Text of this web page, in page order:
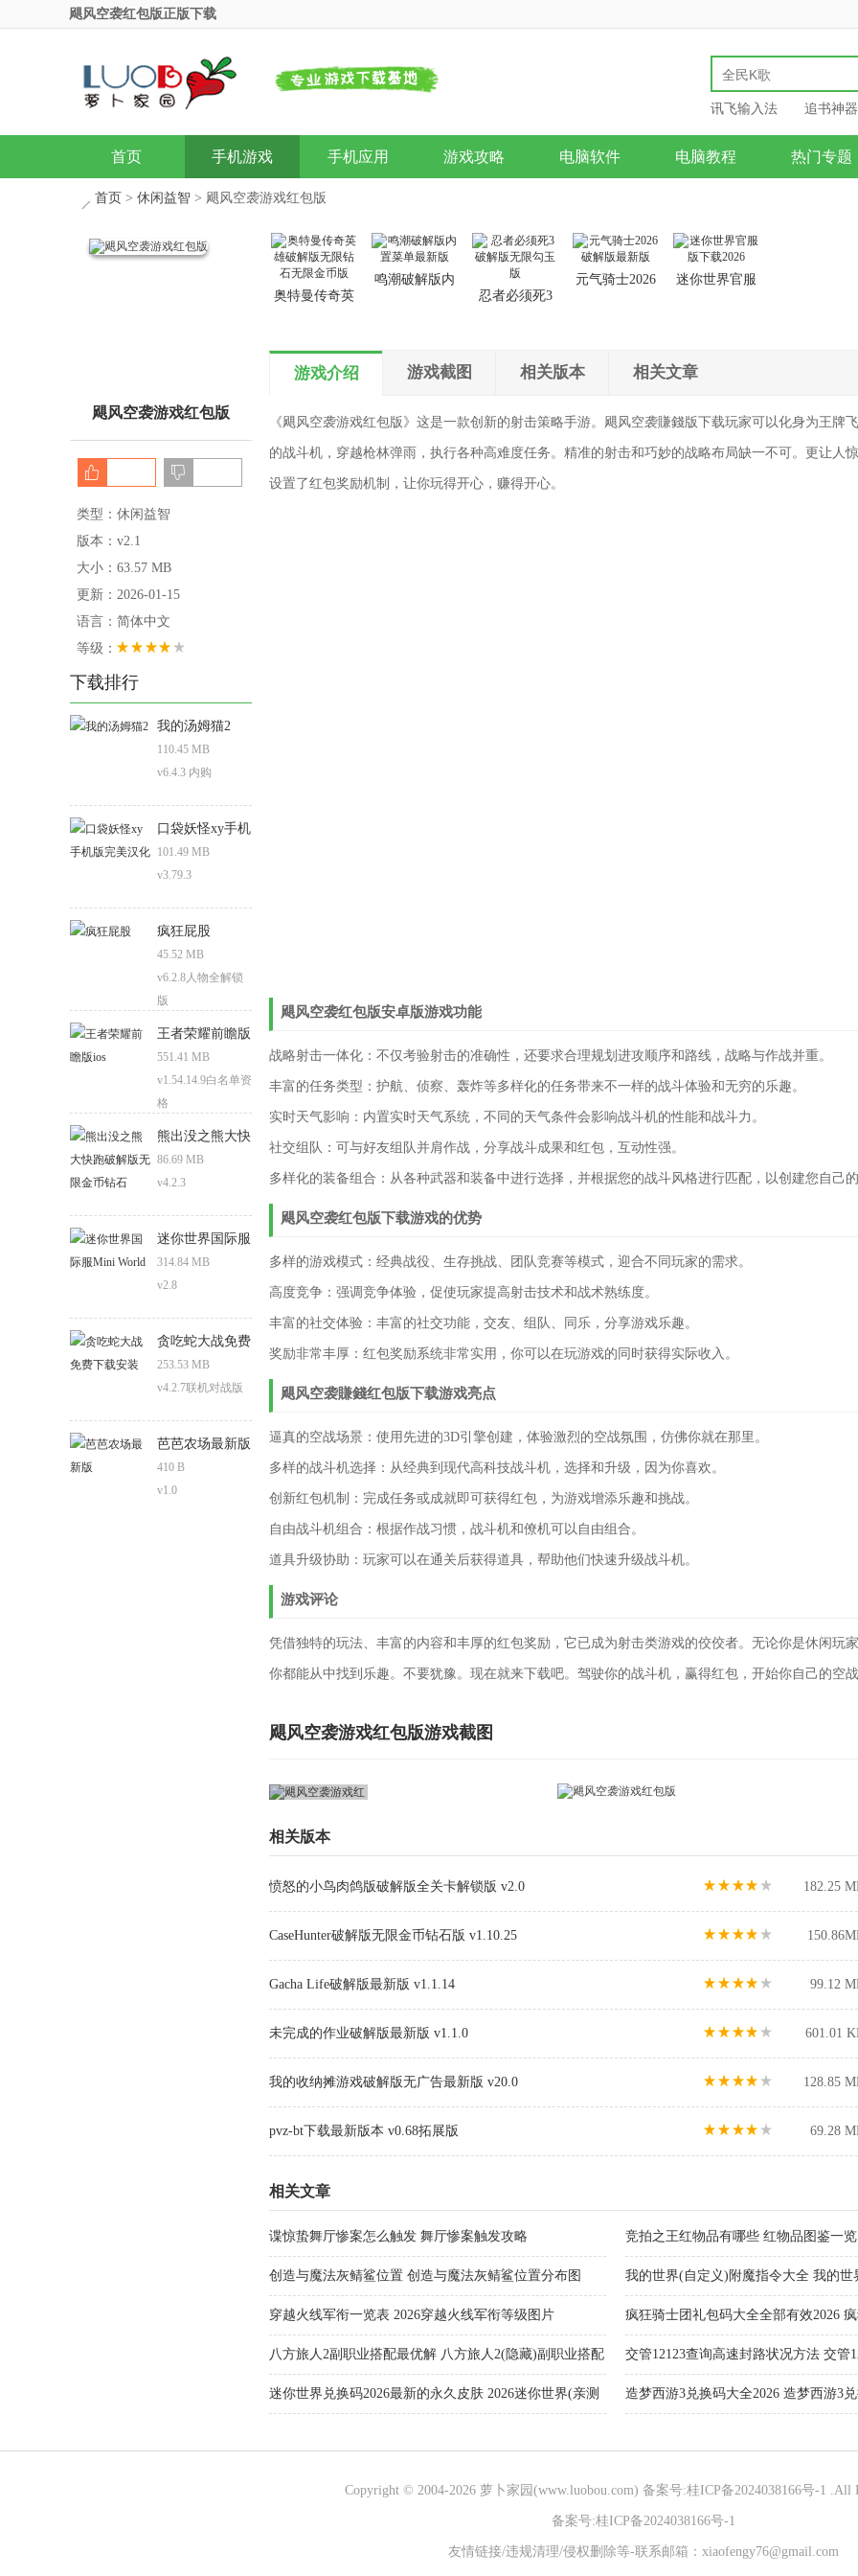
飓风空袭红包版正版下载
讯飞输入法 追书神器
首页 手机游戏 手机应用 游戏攻略 电脑软件 电脑教程 热门专题
首页 > 休闲益智 > 飓风空袭游戏红包版
飓风空袭游戏红包版
类型：休闲益智
版本：v2.1
大小：63.57 MB
更新：2026-01-15
语言：简体中文
等级：
下载排行
我的汤姆猫2
110.45 MB
v6.4.3 内购
口袋妖怪xy手机
版完美汉化
101.49 MB
v3.79.3
疯狂屁股
45.52 MB
v6.2.8人物全解锁
版
王者荣耀前瞻版
ios
551.41 MB
v1.54.14.9白名单资
格
熊出没之熊大快
跑破解版无限金
币钻石
86.69 MB
v4.2.3
迷你世界国际服
Mini World
314.84 MB
v2.8
贪吃蛇大战免费
下载安装
253.53 MB
v4.2.7联机对战版
芭芭农场最新版
410 B
v1.0
奥特曼传奇英
版
鸣潮破解版内
忍者必须死3
元气骑士2026
迷你世界官服
游戏介绍 游戏截图 相关版本 相关文章
《飓风空袭游戏红包版》这是一款创新的射击策略手游。飓风空袭賺錢版下载玩家可以化身为王牌
的战斗机，穿越枪林弹雨，执行各种高难度任务。精准的射击和巧妙的战略布局缺一不可。更让人
设置了红包奖励机制，让你玩得开心，赚得开心。
飓风空袭红包版安卓版游戏功能
战略射击一体化：不仅考验射击的准确性，还要求合理规划进攻顺序和路线，战略与作战并重。
丰富的任务类型：护航、侦察、轰炸等多样化的任务带来不一样的战斗体验和无穷的乐趣。
实时天气影响：内置实时天气系统，不同的天气条件会影响战斗机的性能和战斗力。
社交组队：可与好友组队并肩作战，分享战斗成果和红包，互动性强。
多样化的装备组合：从各种武器和装备中进行选择，并根据您的战斗风格进行匹配，以创建您自己的
飓风空袭红包版下载游戏的优势
多样的游戏模式：经典战役、生存挑战、团队竞赛等模式，迎合不同玩家的需求。
高度竞争：强调竞争体验，促使玩家提高射击技术和战术熟练度。
丰富的社交体验：丰富的社交功能，交友、组队、同乐，分享游戏乐趣。
奖励非常丰厚：红包奖励系统非常实用，你可以在玩游戏的同时获得实际收入。
飓风空袭賺錢红包版下载游戏亮点
逼真的空战场景：使用先进的3D引擎创建，体验激烈的空战氛围，仿佛你就在那里。
多样的战斗机选择：从经典到现代高科技战斗机，选择和升级，因为你喜欢。
创新红包机制：完成任务或成就即可获得红包，为游戏增添乐趣和挑战。
自由战斗机组合：根据作战习惯，战斗机和僚机可以自由组合。
道具升级协助：玩家可以在通关后获得道具，帮助他们快速升级战斗机。
游戏评论
凭借独特的玩法、丰富的内容和丰厚的红包奖励，它已成为射击类游戏的佼佼者。无论你是休闲玩
你都能从中找到乐趣。不要犹豫。现在就来下载吧。驾驶你的战斗机，赢得红包，开始你自己的空战
飓风空袭游戏红包版游戏截图
相关版本
愤怒的小鸟肉鸽版破解版全关卡解锁版 v2.0 182.25
CaseHunter破解版无限金币钻石版 v1.10.25
Gacha Life破解版最新版 v1.1.14 99.12
未完成的作业破解版最新版 v1.1.0 601.01
我的收纳摊游戏破解版无广告最新版 v20.0 128.85
pvz-bt下载最新版本 v0.68拓展版 69.28
相关文章
谍惊蛰舞厅惨案怎么触发 舞厅惨案触发攻略 竞拍之王红物品有哪些 红物品图鉴一览
创造与魔法灰鲭鲨位置 创造与魔法灰鲭鲨位置分布图 我的世界(自定义)附魔指令大全 我的世
代码大全
穿越火线军衔一览表 2026穿越火线军衔等级图片 疯狂骑士团礼包码大全全部有效2026
洞)礼包码大全全部有效官方分享
八方旅人2副职业搭配最优解 八方旅人2(隐藏)副职业搭配
选择推荐
交管12123查询高速封路状况方法 交管
询高速封路最新消息
迷你世界兑换码2026最新的永久皮肤 2026迷你世界(亲测 造梦西游3兑换码大全2026 造梦西游3
Copyright © 2004-2026 萝卜家园(www.luobou.com) 备案号:桂ICP备2024038166号-1 .All
备案号:桂ICP备2024038166号-1
友情链接/违规清理/侵权删除等-联系邮箱：xiaofengy76@gmail.com